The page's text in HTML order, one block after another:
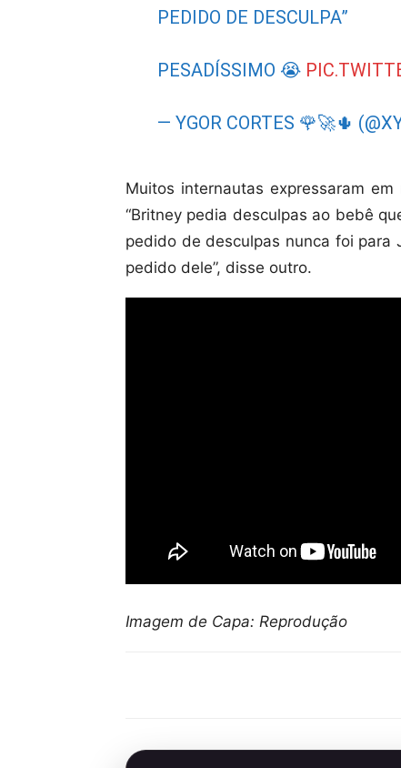
PEDIDO DE DESCULPA”
PESADÍSSIMO 😭
— YGOR CORTES 🌹🚀🌵
Muitos internautas expressaram
“Britney pedia desculpas ao bebê
pedido de desculpas nunca foi
pedido dele”, disse outro.
Imagem de Capa: Reprodução